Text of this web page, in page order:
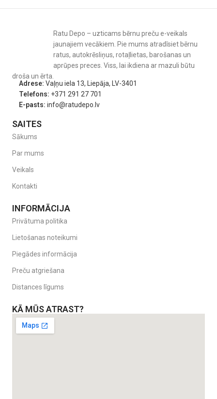
Ratu Depo – uzticams bērnu preču e-veikals
jaunajiem vecākiem. Pie mums atradīsiet bērnu
ratus, autokrēsliņus, rotaļlietas, barošanas un
aprūpes preces. Viss, lai ikdiena ar mazuli būtu
droša un ērta.
Adrese: Vaļņu iela 13, Liepāja, LV-3401
Telefons: +371 291 27 701
E-pasts: info@ratudepo.lv
SAITES
Sākums
Par mums
Veikals
Kontakti
INFORMĀCIJA
Privātuma politika
Lietošanas noteikumi
Piegādes informācija
Preču atgriešana
Distances līgums
KĀ MŪS ATRAST?